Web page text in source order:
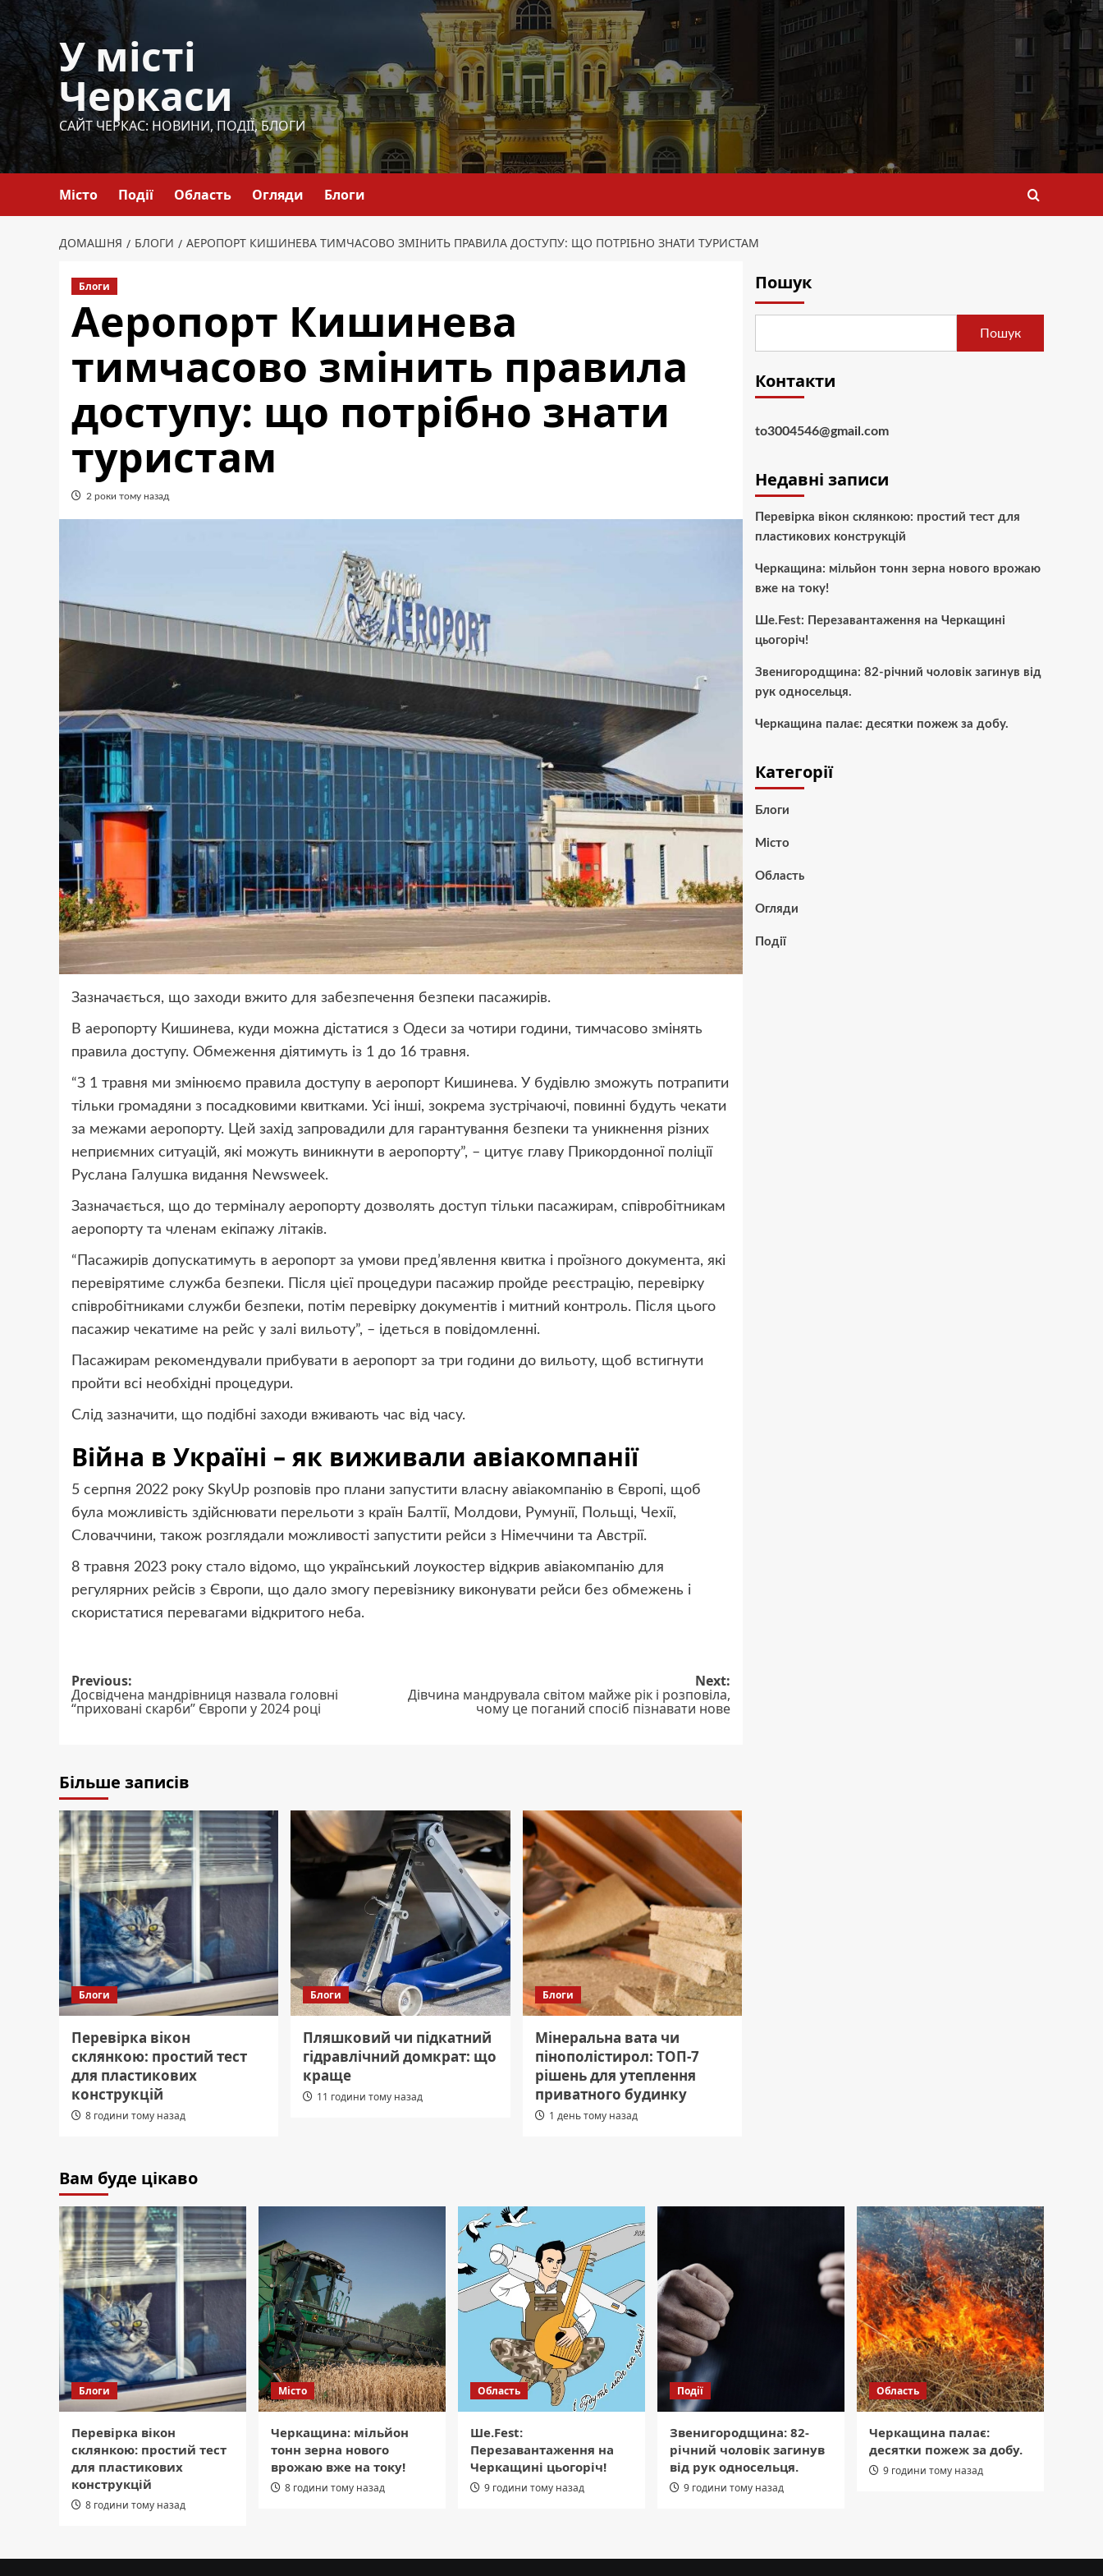
Перейти
до
вмісту
У місті
Черкаси
САЙТ ЧЕРКАС: НОВИНИ, ПОДІЇ, БЛОГИ
Місто Події Область Огляди Блоги
ДОМАШНЯ БЛОГИ АЕРОПОРТ КИШИНЕВА ТИМЧАСОВО ЗМІНИТЬ ПРАВИЛА ДОСТУПУ: ЩО ПОТРІБНО ЗНАТИ ТУРИСТАМ
Блоги
Аеропорт Кишинева
тимчасово змінить правила
доступу: що потрібно знати
туристам
2 роки тому назад
Зазначається, що заходи вжито для забезпечення безпеки пасажирів.
В аеропорту Кишинева, куди можна дістатися з Одеси за чотири години, тимчасово змінять
правила доступу. Обмеження діятимуть із 1 до 16 травня.
“З 1 травня ми змінюємо правила доступу в аеропорт Кишинева. У будівлю зможуть потрапити
тільки громадяни з посадковими квитками. Усі інші, зокрема зустрічаючі, повинні будуть чекати
за межами аеропорту. Цей захід запровадили для гарантування безпеки та уникнення різних
неприємних ситуацій, які можуть виникнути в аеропорту”, – цитує главу Прикордонної поліції
Руслана Галушка видання Newsweek.
Зазначається, що до терміналу аеропорту дозволять доступ тільки пасажирам, співробітникам
аеропорту та членам екіпажу літаків.
“Пасажирів допускатимуть в аеропорт за умови пред’явлення квитка і проїзного документа, які
перевірятиме служба безпеки. Після цієї процедури пасажир пройде реєстрацію, перевірку
співробітниками служби безпеки, потім перевірку документів і митний контроль. Після цього
пасажир чекатиме на рейс у залі вильоту”, – ідеться в повідомленні.
Пасажирам рекомендували прибувати в аеропорт за три години до вильоту, щоб встигнути
пройти всі необхідні процедури.
Слід зазначити, що подібні заходи вживають час від часу.
Війна в Україні – як виживали авіакомпанії
5 серпня 2022 року SkyUp розповів про плани запустити власну авіакомпанію в Європі, щоб
була можливість здійснювати перельоти з країн Балтії, Молдови, Румунії, Польщі, Чехії,
Словаччини, також розглядали можливості запустити рейси з Німеччини та Австрії.
8 травня 2023 року стало відомо, що український лоукостер відкрив авіакомпанію для
регулярних рейсів з Європи, що дало змогу перевізнику виконувати рейси без обмежень і
скористатися перевагами відкритого неба.
Post
navigation
Previous:
Досвідчена мандрівниця назвала головні
“приховані скарби” Європи у 2024 році
Next:
Дівчина мандрувала світом майже рік і розповіла,
чому це поганий спосіб пізнавати нове
Більше записів
Блоги
Перевірка вікон
склянкою: простий тест
для пластикових
конструкцій
8 години тому назад
Блоги
Пляшковий чи підкатний
гідравлічний домкрат: що
краще
11 години тому назад
Блоги
Мінеральна вата чи
пінополістирол: ТОП-7
рішень для утеплення
приватного будинку
1 день тому назад
Пошук
Пошук
Контакти
to3004546@gmail.com
Недавні записи
Перевірка вікон склянкою: простий тест для
пластикових конструкцій
Черкащина: мільйон тонн зерна нового врожаю
вже на току!
Ше.Fest: Перезавантаження на Черкащині
цьогоріч!
Звенигородщина: 82-річний чоловік загинув від
рук односельця.
Черкащина палає: десятки пожеж за добу.
Категорії
Блоги
Місто
Область
Огляди
Події
Вам буде цікаво
Блоги
Перевірка вікон
склянкою: простий тест
для пластикових
конструкцій
8 години тому назад
Місто
Черкащина: мільйон
тонн зерна нового
врожаю вже на току!
8 години тому назад
Область
Ше.Fest:
Перезавантаження на
Черкащині цьогоріч!
9 години тому назад
Події
Звенигородщина: 82-
річний чоловік загинув
від рук односельця.
9 години тому назад
Область
Черкащина палає:
десятки пожеж за добу.
9 години тому назад